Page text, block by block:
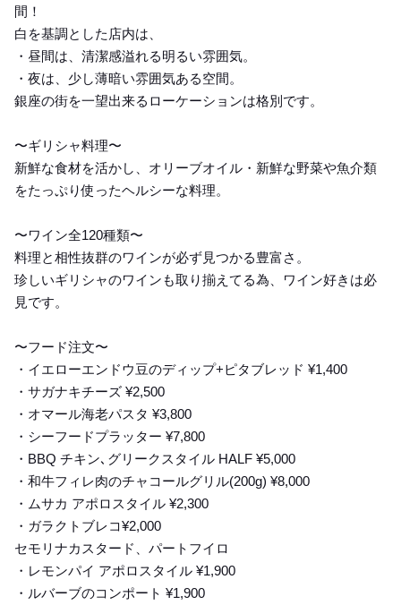
間！
白を基調とした店内は、
・昼間は、清潔感溢れる明るい雰囲気。
・夜は、少し薄暗い雰囲気ある空間。
銀座の街を一望出来るローケーションは格別です。
〜ギリシャ料理〜
新鮮な食材を活かし、オリーブオイル・新鮮な野菜や魚介類
をたっぷり使ったヘルシーな料理。
〜ワイン全120種類〜
料理と相性抜群のワインが必ず見つかる豊富さ。
珍しいギリシャのワインも取り揃えてる為、ワイン好きは必
見です。
〜フード注文〜
・イエローエンドウ豆のディップ+ピタブレッド ¥1,400
・サガナキチーズ ¥2,500
・オマール海老パスタ ¥3,800
・シーフードプラッター ¥7,800
・BBQ チキン､グリークスタイル HALF ¥5,000
・和牛フィレ肉のチャコールグリル(200g) ¥8,000
・ムサカ アポロスタイル ¥2,300
・ガラクトブレコ¥2,000
セモリナカスタード、パートフイロ
・レモンパイ アポロスタイル ¥1,900
・ルバーブのコンポート ¥1,900